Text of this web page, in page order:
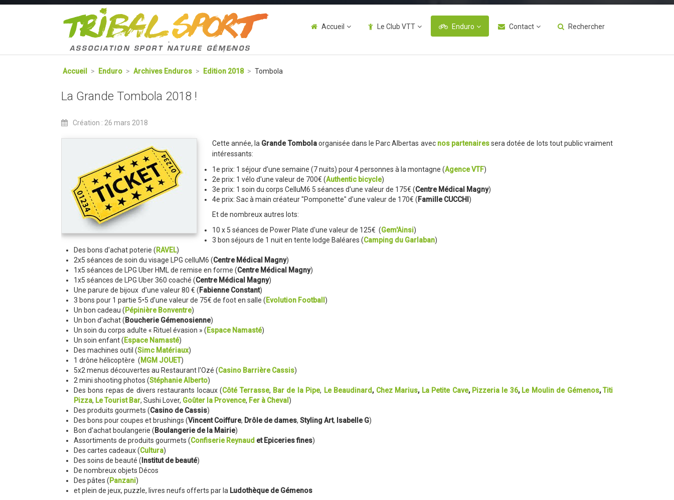
Accueil Le Club VTT Enduro Contact Rechercher
Accueil > Enduro > Archives Enduros > Edition 2018 > Tombola
La Grande Tombola 2018 !
Création : 26 mars 2018
Cette année, la Grande Tombolaorganisée dans le Parc Albertas avec nos partenairessera dotée de lots tout public vraiment
intéressants:
1e prix: 1 séjour d’une semaine (7 nuits) pour 4 personnes à la montagne (Agence VTF)
2e prix: 1 vélo d'une valeur de 700€ (Authentic bicycle)
3e prix: 1 soin du corps CelluM6 5 séances d'une valeur de 175€ (Centre Médical Magny)
4e prix: Sac à main créateur "Pomponette" d'une valeur de 170€ ( Famille CUCCHI )
Et de nombreux autres lots:
10 x 5 séances de Power Plate d'une valeur de 125€ (Gem'Ainsi)
3 bon séjours de 1 nuit en tente lodge Baléares (Camping du Garlaban)
Des bons d'achat poterie ( RAVEL)
2x5 séances de soin du visage LPG celluM6 (Centre Médical Magny)
1x5 séances de LPG Uber HML de remise en forme (Centre Médical Magny)
1x5 séances de LPG Uber 360 coaché (Centre Médical Magny)
Une parure de bijoux d'une valeur 80 € ( Fabienne Constant)
3 bons pour 1 partie 5•5 d’une valeur de 75€ de foot en salle ( Evolution Football )
Un bon cadeau ( Pépinière Bonventre)
Un bon d'achat ( Boucherie Gémenosienne)
Un soin du corps adulte « Rituel évasion » ( Espace Namasté)
Un soin enfant ( Espace Namasté)
Des machines outil (Simc Matériaux)
1 drône hélicoptère ( MGM JOUET)
5x2 menus découvertes au Restaurant l'Ozé (Casino Barrière Cassis)
2 mini shooting photos (Stéphanie Alberto)
Des bons repas de divers restaurants locaux (Côté Terrasse, Bar de la Pipe, Le Beaudinard , Chez Marius, La Petite Cave, Pizzeria le 36, Le Moulin de Gémenos,Titi
Pizza, Le Tourist Bar, Sushi Lover, Goûter la Provence, Fer à Cheval )
Des produits gourmets (Casino de Cassis)
Des bons pour coupes et brushings (Vincent Coiffure, Drôle de dames, Styling Art, Isabelle G)
Bon d'achat boulangerie ( Boulangerie de la Mairie)
Assortiments de produits gourmets (Confiserie Reynaud et Epiceries fines)
Des cartes cadeaux (Cultura)
Des soins de beauté ( Institut de beauté)
De nombreux objets Décos
Des pâtes ( Panzani)
et plein de jeux, puzzle, livres neufs offerts par la Ludothèque de Gémenos